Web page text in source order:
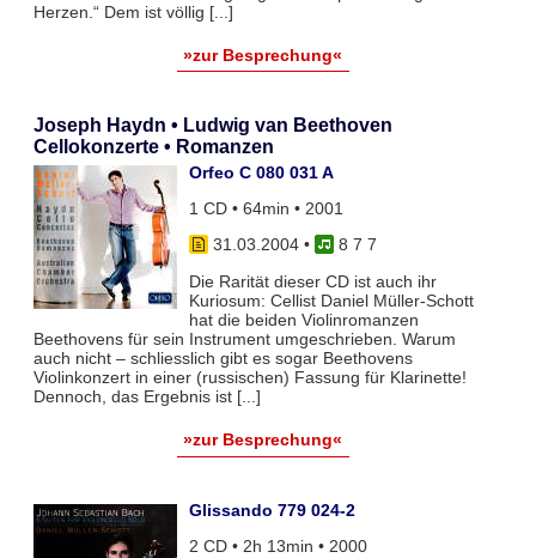
Herzen.“ Dem ist völlig [...]
»zur Besprechung«
Joseph Haydn • Ludwig van Beethoven
Cellokonzerte • Romanzen
Orfeo C 080 031 A
1 CD • 64min • 2001
31.03.2004•
8 7 7
Die Rarität dieser CD ist auch ihr
Kuriosum: Cellist Daniel Müller-Schott
hat die beiden Violinromanzen
Beethovens für sein Instrument umgeschrieben. Warum
auch nicht – schliesslich gibt es sogar Beethovens
Violinkonzert in einer (russischen) Fassung für Klarinette!
Dennoch, das Ergebnis ist [...]
»zur Besprechung«
Glissando 779 024-2
2 CD • 2h 13min • 2000